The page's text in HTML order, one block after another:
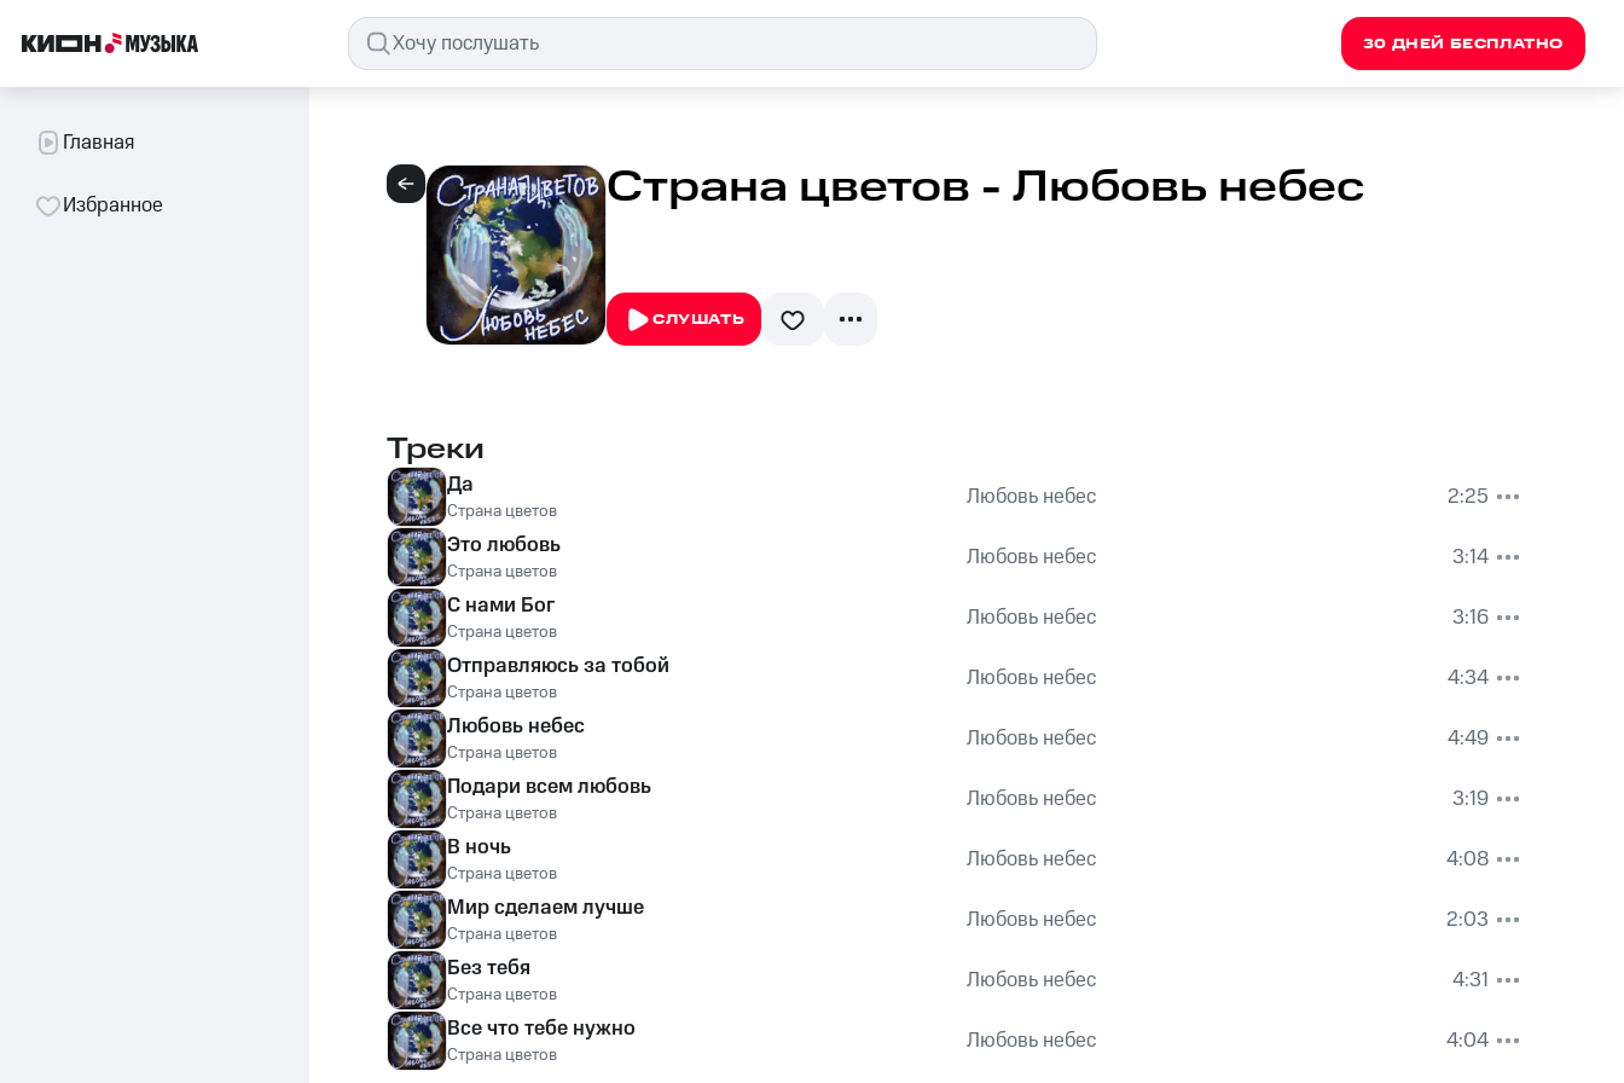
30 ДНЕЙ БЕСПЛАТНО
Главная
Избранное Страна цветов - Любовь небес
СЛУШАТЬ
Треки
Да
Страна цветов Любовь небес
2:25
Это любовь
Страна цветов Любовь небес
3:14
С нами Бог
Страна цветов Любовь небес
3:16
Отправляюсь за тобой
Страна цветов Любовь небес
4:34
Любовь небес
Страна цветов Любовь небес
4:49
Подари всем любовь
Страна цветов Любовь небес
3:19
В ночь
Страна цветов Любовь небес
4:08
Мир сделаем лучше
Страна цветов Любовь небес
2:03
Без тебя
Страна цветов Любовь небес
4:31
Все что тебе нужно
Страна цветов Любовь небес 4:04